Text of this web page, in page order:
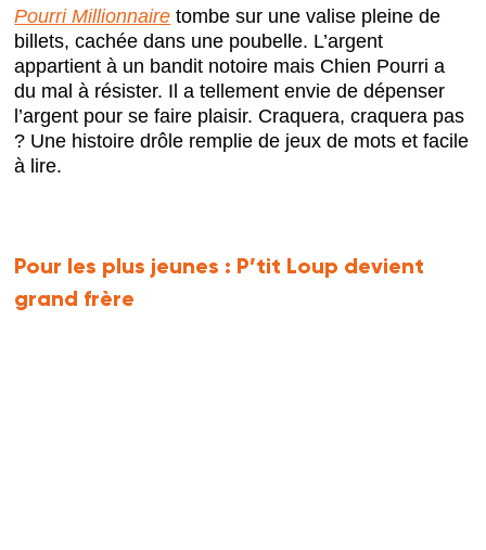
Pourri Millionnaire tombe sur une valise pleine de
billets, cachée dans une poubelle. L’argent
appartient à un bandit notoire mais Chien Pourri a
du mal à résister. Il a tellement envie de dépenser
l’argent pour se faire plaisir. Craquera, craquera pas
? Une histoire drôle remplie de jeux de mots et facile
à lire.
Pour les plus jeunes : P’tit Loup devient
grand frère